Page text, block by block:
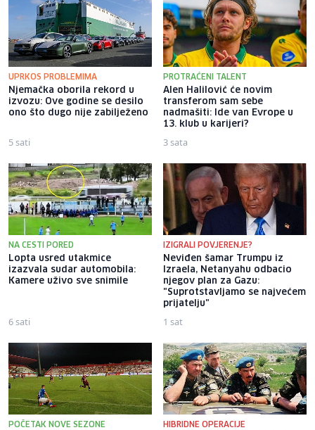
UPRKOS PROBLEMIMA
Njemačka oborila rekord u
izvozu: Ove godine se desilo
ono što dugo nije zabilježeno
5 sati
PROTRAĆENI TALENT
Alen Halilović će novim
transferom sam sebe
nadmašiti: Ide van Evrope u
13. klub u karijeri?
3 sata
NA CESTI PORED
Lopta usred utakmice
izazvala sudar automobila:
Kamere uživo sve snimile
6 sati
IZIGRALI POVJERENJE?
Neviđen šamar Trumpu iz
Izraela, Netanyahu odbacio
njegov plan za Gazu:
"Suprotstavljamo se najvećem
prijatelju"
1 sat
POČETAK NOVE SEZONE HIBRIDNE OPERACIJE